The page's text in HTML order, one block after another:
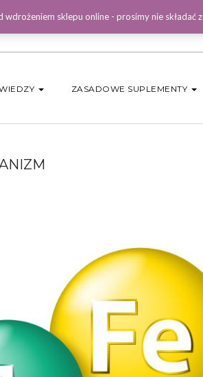
ZASADOWE SUPLEMENTY
wdrożeniem sklepu online - prosimy nie składać